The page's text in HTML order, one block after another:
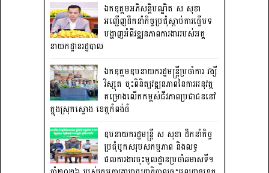
ឯកឧត្តមអភិសន្តិបណ្ឌិត ស សុខា
អញ្ជើញដឹកនាំកិច្ចប្រជុំស្តាប់ការធ្វើបទ
បង្ហាញអំពីវឌ្ឍនភាពការងាររបស់អគ្គ
នាយកដ្ឋានរដ្ឋបាល
ឯកឧត្តមឧបនាយករដ្ឋមន្រ្តីប្រចាំការ វង្សី
វិស្សុត ចុះពិនិត្យវឌ្ឍនភាពនៃការអនុវត្ត
គម្រោងលើកកម្ពស់ជីវភាពប្រជាជននៅ
ក្នុងស្រុកស្ទោង ខេត្តកំពង់ធំ
ឧបនាយករដ្ឋមន្ត្រី ស សុខា ដឹកនាំកិច្ច
ប្រជុំបូកសរុបសកម្មភាព និងលទ្ធ
ផលការងារចុះមូលដ្ឋានប្រចាំឆមាសទី១